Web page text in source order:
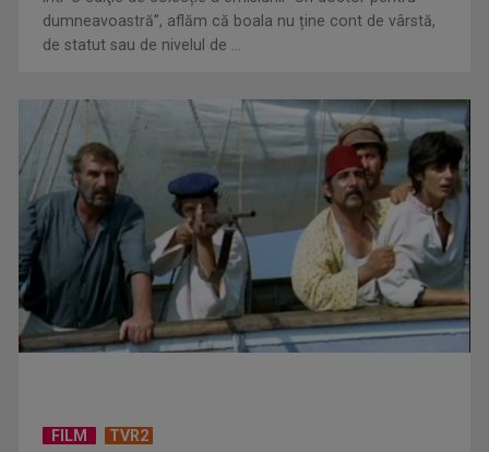
ACASĂ
TVR lansează un apel pentru proiecte de emisiuni
dumneavoastră”, aflăm că boala nu ține cont de vârstă,
de statut sau de nivelul de ...
FILM TVR2